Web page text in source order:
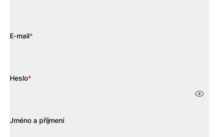
E-mail*
Heslo*
Jméno a příjmení